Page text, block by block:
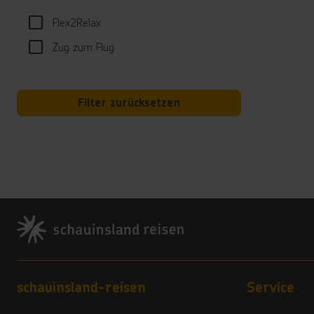
Flex2Relax
Zug zum Flug
Filter zurücksetzen
***
Footer
Footer navigation
schauinsland-reisen Service